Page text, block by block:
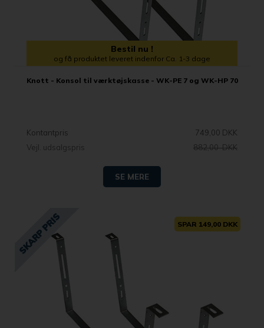
Bestil nu !
og få produktet leveret indenfor Ca. 1-3 dage
Knott - Konsol til værktøjskasse - WK-PE 7 og WK-HP 70
Kontantpris
749,00 DKK
Vejl. udsalgspris
882,00 DKK
SE MERE
SPAR 149,00 DKK